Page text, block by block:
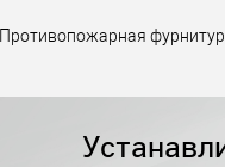
Противопожарная